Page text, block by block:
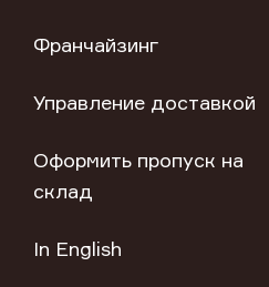
Франчайзинг
Управление доставкой
Оформить пропуск на
склад
In English